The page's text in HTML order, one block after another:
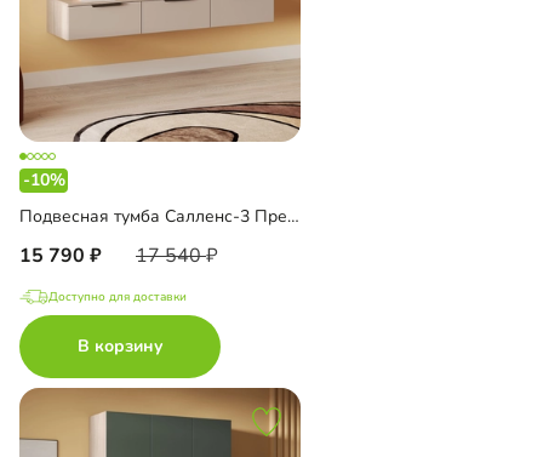
-10%
Подвесная тумба Салленс-3 Премиум
15 790 17 540
Доступно для доставки
В корзину